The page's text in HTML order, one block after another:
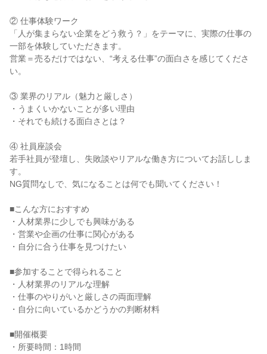
② 仕事体験ワーク
「人が集まらない企業をどう救う？」をテーマに、実際の仕事の
一部を体験していただきます。
営業＝売るだけではない、“考える仕事”の面白さを感じてくださ
い。
③ 業界のリアル（魅力と厳しさ）
・うまくいかないことが多い理由
・それでも続ける面白さとは？
④ 社員座談会
若手社員が登壇し、失敗談やリアルな働き方についてお話ししま
す。
NG質問なしで、気になることは何でも聞いてください！
■こんな方におすすめ
・人材業界に少しでも興味がある
・営業や企画の仕事に関心がある
・自分に合う仕事を見つけたい
■参加することで得られること
・人材業界のリアルな理解
・仕事のやりがいと厳しさの両面理解
・自分に向いているかどうかの判断材料
■開催概要
・所要時間：1時間